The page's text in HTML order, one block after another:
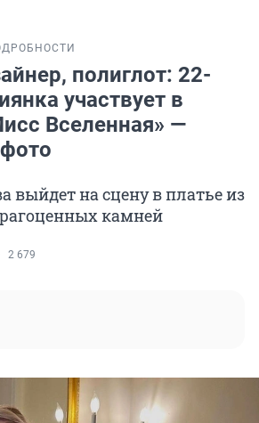
полиглот: 22-
участвует в
Вселенная» —
выйдет на сцену в платье из
камней
2 679